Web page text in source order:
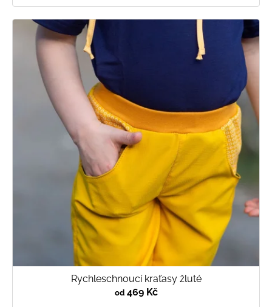
Rychleschnoucí kraťasy žluté
od469 Kč